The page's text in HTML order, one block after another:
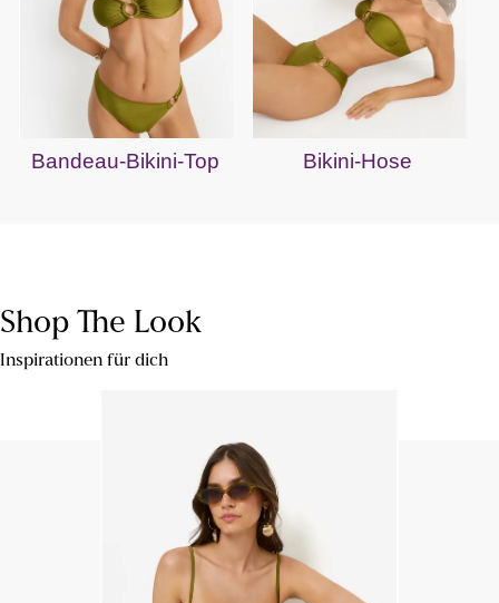
Bandeau-Bikini-Top Bikini-Hose
Shop The Look
Inspirationen für dich